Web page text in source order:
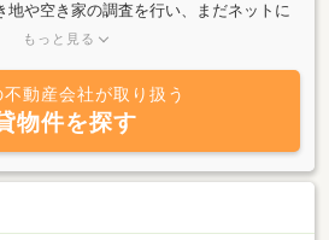
地や空き家の調査を行い、まだネットに
にも力を入れています。「このエリアで
探しには様々なお悩みがあります。当社
して地域を実際に歩いて調査しながら、
に近い物件を探すお手伝いをしていま
の売却をご検討されている方のご相談も
の小さな会社ではありますが、その分フ
ります。鶴岡市周辺で不動産をお探しの
もっと見る
不動産会社が取り扱う
物件を探す